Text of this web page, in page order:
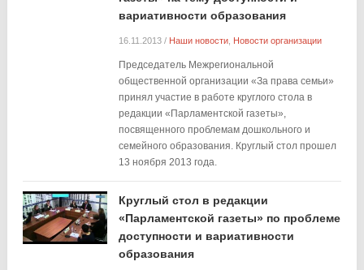
вариативности образования
16.11.2013/ Наши новости, Новости организации
Председатель Межрегиональной
общественной организации «За права семьи»
принял участие в работе круглого стола в
редакции «Парламентской газеты»,
посвященного проблемам дошкольного и
семейного образования. Круглый стол прошел
13 ноября 2013 года.
Круглый стол в редакции
«Парламентской газеты» по проблеме
доступности и вариативности
образования